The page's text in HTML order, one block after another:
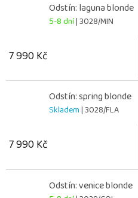
Odstín: laguna blonde
5-8 dní| 3028/MIN
7 990 Kč
Odstín: spring blonde
Skladem| 3028/FLA
7 990 Kč
Odstín: venice blonde